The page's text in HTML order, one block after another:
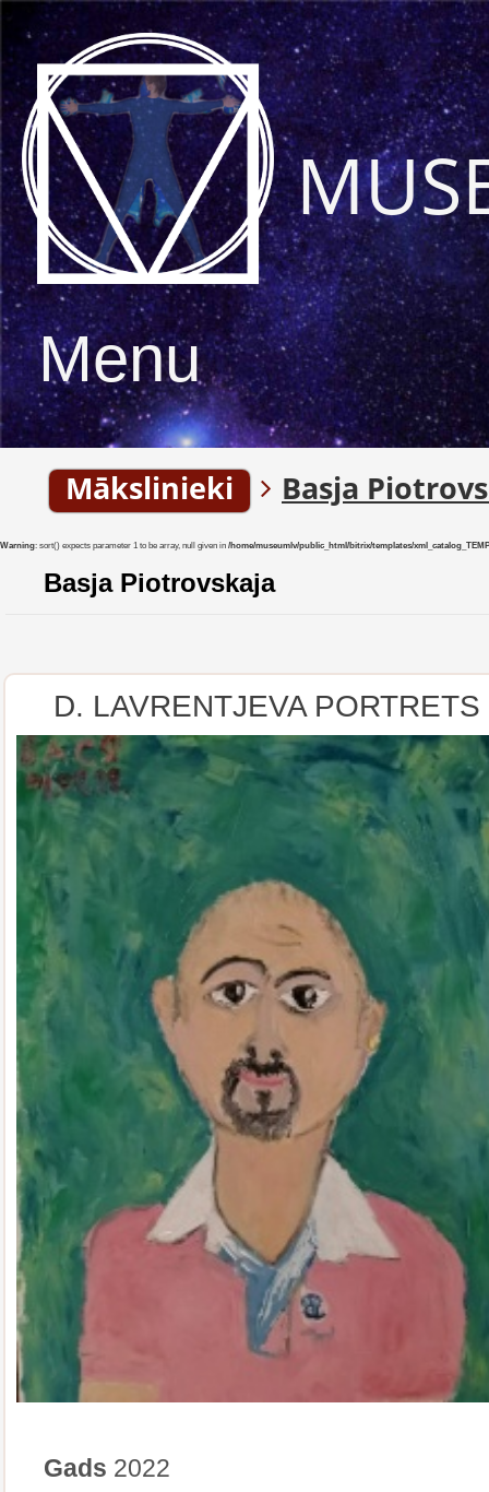
Menu
Mākslinieki Basja
Warning: sort() expects parameter 1 to be array, null given in /home/museumlv/public_html/bitrix/templates/
Basja Piotrovskaja
D. LAVRENTJEVA PORTRETS
Gads 2022